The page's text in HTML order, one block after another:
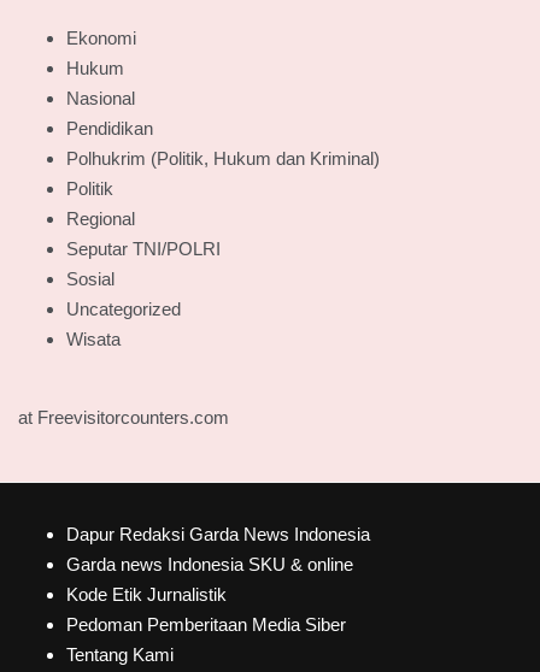
Ekonomi
Hukum
Nasional
Pendidikan
Polhukrim (Politik, Hukum dan Kriminal)
Politik
Regional
Seputar TNI/POLRI
Sosial
Uncategorized
Wisata
at Freevisitorcounters.com
Dapur Redaksi Garda News Indonesia
Garda news Indonesia SKU & online
Kode Etik Jurnalistik
Pedoman Pemberitaan Media Siber
Tentang Kami